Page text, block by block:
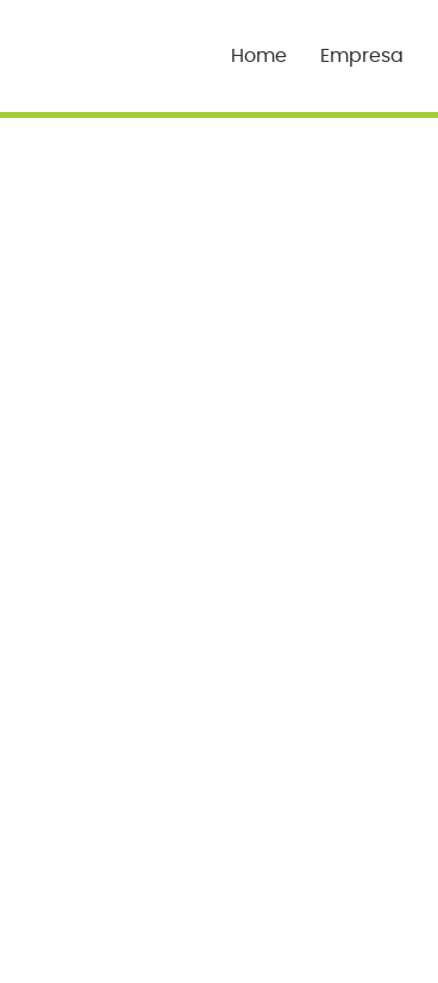
Home Empresa